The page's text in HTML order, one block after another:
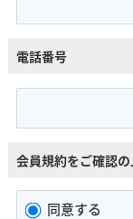
電話番号
会員規約をご確認
同意する